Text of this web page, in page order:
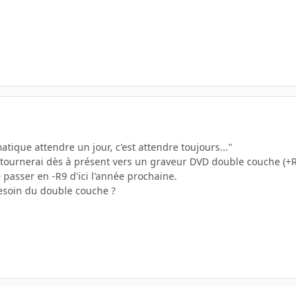
attendre un jour, c'est attendre toujours..."
dès à présent vers un graveur DVD double couche
en -R9 d'ici l'année prochaine.
du double couche ?